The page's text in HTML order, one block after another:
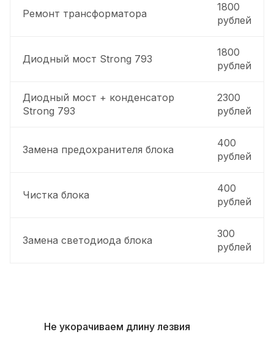
Ремонт трансформатора
1800
рублей
Диодный мост Strong 793
1800
рублей
Диодный мост + конденсатор
Strong 793
2300
рублей
Замена предохранителя блока
400
рублей
Чистка блока
400
рублей
Замена светодиода блока
300
рублей
Не укорачиваем длину лезвия